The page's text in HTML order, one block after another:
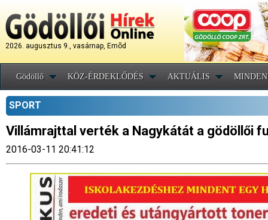
2026. augusztus 9., vasárnap, Emõd
Gödöllő KÖZ-ÉRDEKLŐDÉS AKTUÁLIS
SPORT
Villámrajttal verték a Nagykátát a gödöllői
2016-03-11 20:41:12